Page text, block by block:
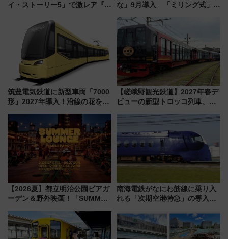
イ・ストーリー5」で激レア『ロ
デコレーションも徹底解説
な」9月導入 「ミリング式」採
化！安全性や乗り心地の向上に
貢献するだけでなく、全線区で
活躍するための仕組みも
筑豊電気鉄道に新型車両「7000
形」2027年導入！沿線の花をイ
内は落ち着いたゆとりある空間
に
【嵯峨野観光鉄道】2027年春デ
ビューの新型トロッコ列車、い
は2026年で引退
【2026夏】都立明治公園ビアガ
ーデン＆野外映画！「SUMMER
ケジュール 夜風とビール、映画
を満喫！
南海電鉄がなにわ筋線に乗り入
れる「次期空港特急」の導入を
日本初の鉄道デザイン